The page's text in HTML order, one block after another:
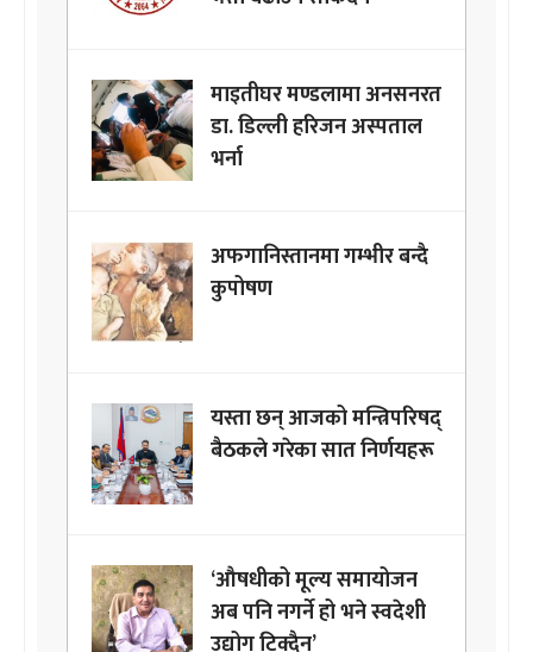
माइतीघर मण्डलामा अनसनरत
डा. डिल्ली हरिजन अस्पताल
भर्ना
अफगानिस्तानमा गम्भीर बन्दै
कुपोषण
यस्ता छन् आजको मन्त्रिपरिषद्
बैठकले गरेका सात निर्णयहरू
‘औषधीको मूल्य समायोजन
अब पनि नगर्ने हो भने स्वदेशी
उद्योग टिक्दैन’